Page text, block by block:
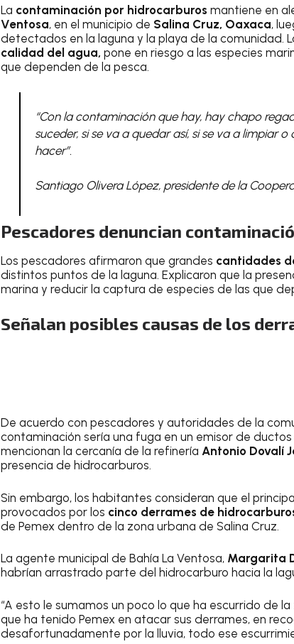
La contaminación por hidrocarburos mantiene en
Ventosa, en el municipio de Salina Cruz, Oaxaca,
detectados en la laguna y la playa de la comunidad.
calidad del agua, pone en riesgo a las especies
que dependen de la pesca.
“Con la contaminación que hay, hay chapo
suceder, si se va a quedar así, si se va a limpiar
hacer”.
Santiago Olivera López, presidente de la
Pescadores denuncian
Los pescadores afirmaron que grandes cantidades
distintos puntos de la laguna. Explicaron que la
marina y reducir la captura de especies de las que
Señalan posibles causas de los
De acuerdo con pescadores y autoridades de la
contaminación sería una fuga en un emisor de
mencionan la cercanía de la refinería Antonio Dovalí
presencia de hidrocarburos.
Sin embargo, los habitantes consideran que el
provocados por los cinco derrames de
de Pemex dentro de la zona urbana de Salina Cruz.
La agente municipal de Bahía La Ventosa, Margarita
habrían arrastrado parte del hidrocarburo hacia la
“A esto le sumamos un poco lo que ha escurrido de
que ha tenido Pemex en atacar sus derrames, en
desafortunadamente por la lluvia, todo ese